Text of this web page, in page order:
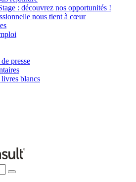
: découvrez nos opportunités !
nous tient à cœur
presse
blancs